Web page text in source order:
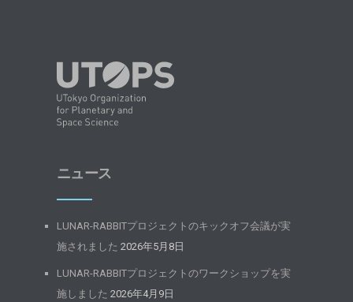
ニュース
LUNAR-RABBITプロジェクトのキックオフ会議が実
施されました 2026年5月8日
LUNAR-RABBITプロジェクトのワークショップを実
施しました 2026年4月9日